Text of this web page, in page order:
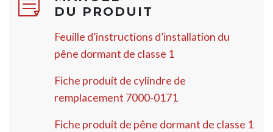
DU PRODUIT
Feuille d’instructions d’installation du
pêne dormant de classe 1
Fiche produit de cylindre de
remplacement 7000-0171
Fiche produit de pêne dormant de classe 1